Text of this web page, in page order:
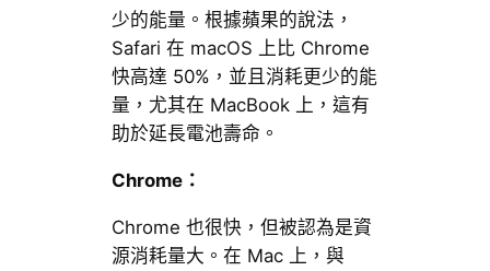
少的能量。根據蘋果的說法，
Safari 在 macOS 上比 Chrome
快高達 50%，並且消耗更少的能
量，尤其在 MacBook 上，這有
助於延長電池壽命。
Chrome：
Chrome 也很快，但被認為是資
源消耗量大。在 Mac 上，與